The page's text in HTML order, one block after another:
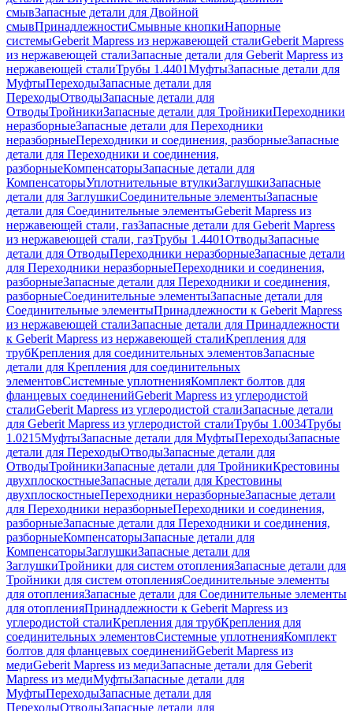
смывЗапасные детали для Двойной
смывПринадлежностиСмывные кнопкиНапорные
системыGeberit Mapress из нержавеющей сталиGeberit Mapress
из нержавеющей сталиЗапасные детали для Geberit Mapress из
нержавеющей сталиТрубы 1.4401МуфтыЗапасные детали для
МуфтыПереходыЗапасные детали для
ПереходыОтводыЗапасные детали для
ОтводыТройникиЗапасные детали для ТройникиПереходники
неразборныеЗапасные детали для Переходники
неразборныеПереходники и соединения, разборныеЗапасные
детали для Переходники и соединения,
разборныеКомпенсаторыЗапасные детали для
КомпенсаторыУплотнительные втулкиЗаглушкиЗапасные
детали для ЗаглушкиСоединительные элементыЗапасные
детали для Соединительные элементыGeberit Mapress из
нержавеющей стали, газЗапасные детали для Geberit Mapress
из нержавеющей стали, газТрубы 1.4401ОтводыЗапасные
детали для ОтводыПереходники неразборныеЗапасные детали
для Переходники неразборныеПереходники и соединения,
разборныеЗапасные детали для Переходники и соединения,
разборныеСоединительные элементыЗапасные детали для
Соединительные элементыПринадлежности к Geberit Mapress
из нержавеющей сталиЗапасные детали для Принадлежности
к Geberit Mapress из нержавеющей сталиКрепления для
трубКрепления для соединительных элементовЗапасные
детали для Крепления для соединительных
элементовСистемные уплотненияКомплект болтов для
фланцевых соединенийGeberit Mapress из углеродистой
сталиGeberit Mapress из углеродистой сталиЗапасные детали
для Geberit Mapress из углеродистой сталиТрубы 1.0034Трубы
1.0215МуфтыЗапасные детали для МуфтыПереходыЗапасные
детали для ПереходыОтводыЗапасные детали для
ОтводыТройникиЗапасные детали для ТройникиКрестовины
двухплоскостныеЗапасные детали для Крестовины
двухплоскостныеПереходники неразборныеЗапасные детали
для Переходники неразборныеПереходники и соединения,
разборныеЗапасные детали для Переходники и соединения,
разборныеКомпенсаторыЗапасные детали для
КомпенсаторыЗаглушкиЗапасные детали для
ЗаглушкиТройники для систем отопленияЗапасные детали для
Тройники для систем отопленияСоединительные элементы
для отопленияЗапасные детали для Соединительные элементы
для отопленияПринадлежности к Geberit Mapress из
углеродистой сталиКрепления для трубКрепления для
соединительных элементовСистемные уплотненияКомплект
болтов для фланцевых соединенийGeberit Mapress из
медиGeberit Mapress из медиЗапасные детали для Geberit
Mapress из медиМуфтыЗапасные детали для
МуфтыПереходыЗапасные детали для
ПереходыОтводыЗапасные детали для